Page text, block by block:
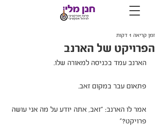
הפרויקט של הארנב
זמן קריאה 1 דקות
הארנב עמד בכניסה למאורה שלו.
פתאום עבר במקום זאב.
אמר לו הארנב: "זאב, אתה יודע על מה אני עושה
פרויקט?"